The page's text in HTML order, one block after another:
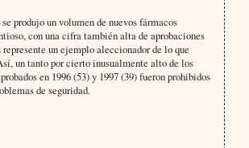
produjo un volumen de nuevos fármacos
con una cifra también alta de aprobaciones
un ejemplo aleccionador de lo que
un tanto por cierto inusualmente alto de los
en 1996 (53) y 1997 (39) fueron prohibidos
de seguridad.